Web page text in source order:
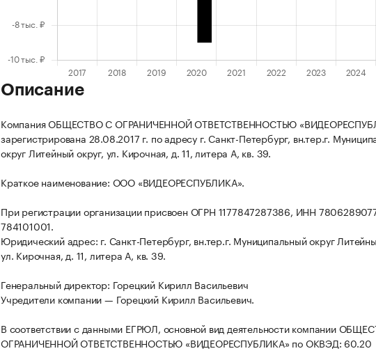
Описание
Компания ОБЩЕСТВО С ОГРАНИЧЕННОЙ ОТВЕТСТВЕННОСТЬЮ
зарегистрирована 28.08.2017 г. по адресу г. Санкт-Петербург, вн.тер.г.
округ Литейный округ, ул. Кирочная, д. 11, литера А, кв. 39.
Краткое наименование: ООО «ВИДЕОРЕСПУБЛИКА».
При регистрации организации присвоен ОГРН 1177847287386, ИНН
784101001.
Юридический адрес: г. Санкт-Петербург, вн.тер.г. Муниципальный округ
ул. Кирочная, д. 11, литера А, кв. 39.
Генеральный директор: Горецкий Кирилл Васильевич
Учредители компании — Горецкий Кирилл Васильевич.
В соответствии с данными ЕГРЮЛ, основной вид деятельности компании
ОГРАНИЧЕННОЙ ОТВЕТСТВЕННОСТЬЮ «ВИДЕОРЕСПУБЛИКА» по ОКВЭД: 60.20